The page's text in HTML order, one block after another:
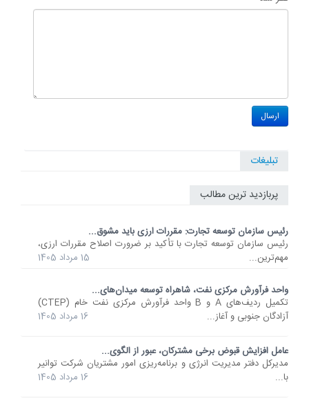
تبلیغات
پربازدید ترین مطالب
رئیس سازمان توسعه تجارت: مقررات ارزی باید مشوق...
رئیس سازمان توسعه تجارت با تأکید بر ضرورت اصلاح مقررات ارزی،
مهم‌ترین...
15 مرداد 1405
واحد فرآورش مرکزی نفت، شاهراه توسعه میدان‌های...
تکمیل ردیف‌های A و B واحد فرآورش مرکزی نفت خام (CTEP)
آزادگان جنوبی و آغاز...
16 مرداد 1405
عامل افزایش قبوض برخی مشترکان، عبور از الگوی...
مدیرکل دفتر مدیریت انرژی و برنامه‌ریزی امور مشتریان شرکت توانیر
با...
16 مرداد 1405